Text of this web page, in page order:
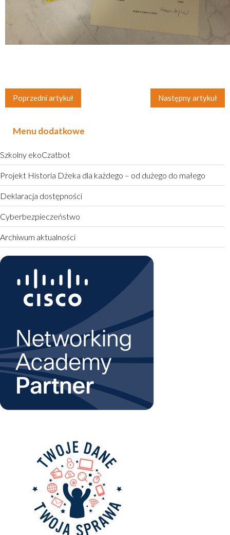
Menu dodatkowe
Szkolny ekoCzatbot
Projekt Historia Dżeka dla każdego – od dużego do małego
Deklaracja dostępności
Cyberbezpieczeństwo
Archiwum aktualności
Poprzedni artykuł Następny artykuł